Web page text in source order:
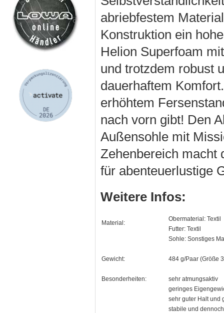
abriebfestem
Konstruktion ein
Helion Superfoam
und trotzdem robust
dauerhaftem
erhöhtem
nach vorn gibt! Den
Außensohle mit
Zehenbereich macht
für abenteuerlustige
Weitere Infos:
Material:
Obermaterial: Textil
Futter: Textil
Sohle: Sonstiges
Gewicht: 484 g/Paar (Größe
Besonderheiten:
sehr atmungsaktiv
geringes
sehr guter Halt und
stabile und